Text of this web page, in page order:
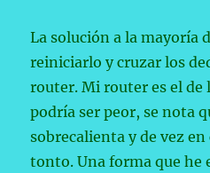
La solución a la mayoría
reiniciarlo y cruzar los
router. Mi router es el de
podría ser peor, se nota
sobrecalienta y de vez en
tonto. Una forma que he